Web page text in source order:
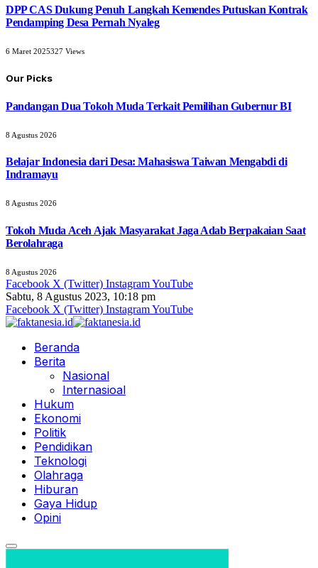
DPP CAS Dukung Penuh Langkah Kemendes Putuskan Kontrak
Pendamping Desa Pernah Nyaleg
6 Maret 2025327 Views
Our Picks
Pandangan Dua Tokoh Muda Terkait Pemilihan Gubernur BI
8 Agustus 2026
Belajar Indonesia dari Desa: Mahasiswa Taiwan Mengabdi di
Indramayu
8 Agustus 2026
Tokoh Muda Aceh Ajak Masyarakat Jaga Adab Berpakaian Saat
Berolahraga
8 Agustus 2026
Facebook X (Twitter) InstagramYouTube
Sabtu, 8 Agustus 2023, 10:18 pm
Facebook X (Twitter) InstagramYouTube
Beranda
Berita
Nasional
Internasioal
Hukum
Ekonomi
Politik
Pendidikan
Teknologi
Olahraga
Hiburan
Gaya Hidup
Opini